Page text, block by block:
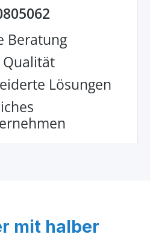
Beratung
Lösungen
mit halber